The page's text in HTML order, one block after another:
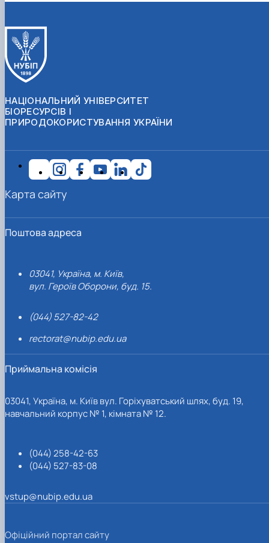
НАЦІОНАЛЬНИЙ УНІВЕРСИТЕТ
БІОРЕСУРСІВ І
ПРИРОДОКОРИСТУВАННЯ УКРАЇНИ
Поштова адреса
03041, Україна, м. Київ,
вул. Героїв Оборони, буд. 15.
(044) 527-82-42
rectorat@nubip.edu.ua
Приймальна комісія
03041, Україна, м. Київ вул. Горіхуватський шлях, буд. 19,
навчальний корпус № 1, кімната № 12.
(044) 258-42-63
(044) 527-83-08
vstup@nubip.edu.ua
Карта сайту
Офіційний портал сайту